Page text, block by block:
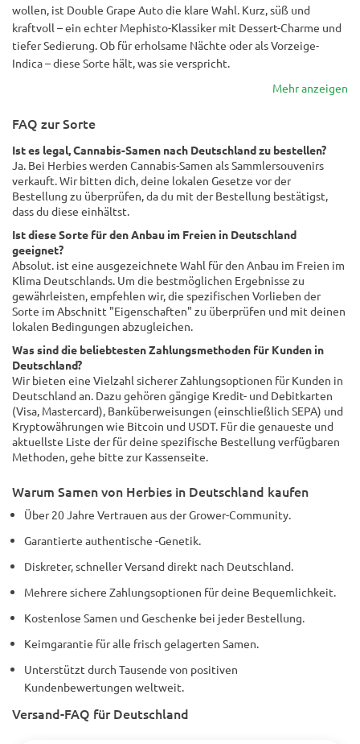
wollen, ist Double Grape Auto die klare Wahl. Kurz, süß und
kraftvoll – ein echter Mephisto-Klassiker mit Dessert-Charme und
tiefer Sedierung. Ob für erholsame Nächte oder als Vorzeige-
Indica – diese Sorte hält, was sie verspricht.
Mehr anzeigen
FAQ zur Sorte
Ist es legal, Cannabis-Samen nach Deutschland zu bestellen?
Ja. Bei Herbies werden Cannabis-Samen als Sammlersouvenirs
verkauft. Wir bitten dich, deine lokalen Gesetze vor der
Bestellung zu überprüfen, da du mit der Bestellung bestätigst,
dass du diese einhältst.
Ist diese Sorte für den Anbau im Freien in Deutschland
geeignet?
Absolut. ist eine ausgezeichnete Wahl für den Anbau im Freien im
Klima Deutschlands. Um die bestmöglichen Ergebnisse zu
gewährleisten, empfehlen wir, die spezifischen Vorlieben der
Sorte im Abschnitt "Eigenschaften" zu überprüfen und mit deinen
lokalen Bedingungen abzugleichen.
Was sind die beliebtesten Zahlungsmethoden für Kunden in
Deutschland?
Wir bieten eine Vielzahl sicherer Zahlungsoptionen für Kunden in
Deutschland an. Dazu gehören gängige Kredit- und Debitkarten
(Visa, Mastercard), Banküberweisungen (einschließlich SEPA) und
Kryptowährungen wie Bitcoin und USDT. Für die genaueste und
aktuellste Liste der für deine spezifische Bestellung verfügbaren
Methoden, gehe bitte zur Kassenseite.
Warum Samen von Herbies in Deutschland kaufen
Über 20 Jahre Vertrauen aus der Grower-Community.
Garantierte authentische -Genetik.
Diskreter, schneller Versand direkt nach Deutschland.
Mehrere sichere Zahlungsoptionen für deine Bequemlichkeit.
Kostenlose Samen und Geschenke bei jeder Bestellung.
Keimgarantie für alle frisch gelagerten Samen.
Unterstützt durch Tausende von positiven
Kundenbewertungen weltweit.
Versand-FAQ für Deutschland